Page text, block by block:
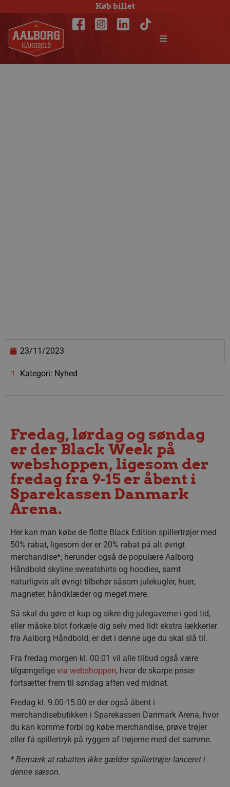
Køb billet
23/11/2023
Kategori: Nyhed
Fredag, lørdag og søndag
er der Black Week på
webshoppen, ligesom der
fredag fra 9-15 er åbent i
Sparekassen Danmark
Arena.
Her kan man købe de flotte Black Edition spillertrøjer med
50% rabat, ligesom der er 20% rabat på alt øvrigt
merchandise*, herunder også de populære Aalborg
Håndbold skyline sweatshirts og hoodies, samt
naturligvis alt øvrigt tilbehør såsom julekugler, huer,
magneter, håndklæder og meget mere.
Så skal du gøre et kup og sikre dig julegaverne i god tid,
eller måske blot forkæle dig selv med lidt ekstra lækkerier
fra Aalborg Håndbold, er det i denne uge du skal slå til.
Fra fredag morgen kl. 00.01 vil alle tilbud også være
tilgængelige via webshoppen, hvor de skarpe priser
fortsætter frem til søndag aften ved midnat.
Fredag kl. 9.00-15.00 er der også åbent i
merchandisebutikken i Sparekassen Danmark Arena, hvor
du kan komme forbi og købe merchandise, prøve trøjer
eller få spillertryk på ryggen af trøjerne med det samme.
* Bemærk at rabatten ikke gælder spillertrøjer lanceret i
denne sæson.